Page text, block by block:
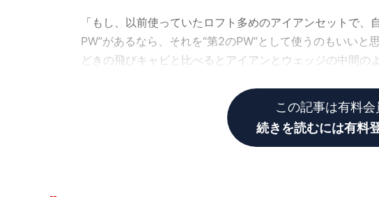
「もし、以前使っていたロフト多めのアイアンセットで
PW”があるなら、それを“第2のPW”として使うのもいい
どきの飛びキャビと比べるとアイアンとウェッジの中間
この記事は有料
続きを読むには有料